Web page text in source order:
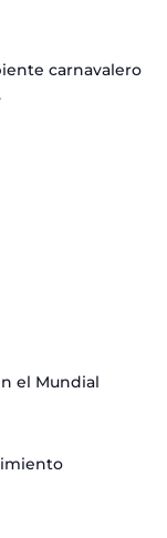
carnavalero
el Mundial